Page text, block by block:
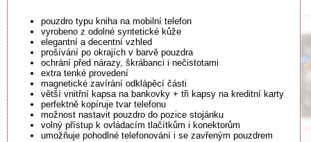
pouzdro typu kniha na mobilní telefon
vyrobeno z odolné syntetické kůže
elegantní a decentní vzhled
prošívání po okrajích v barvě pouzdra
ochrání před nárazy, škrábanci i nečistotami
extra tenké provedení
magnetické zavírání odklápěcí části
větší vnitřní kapsa na bankovky + tři kapsy na kreditní karty
perfektně kopíruje tvar telefonu
možnost nastavit pouzdro do pozice stojánku
volný přístup k ovládacím tlačítkům i konektorům
umožňuje pohodlné telefonování i se zavřeným pouzdrem